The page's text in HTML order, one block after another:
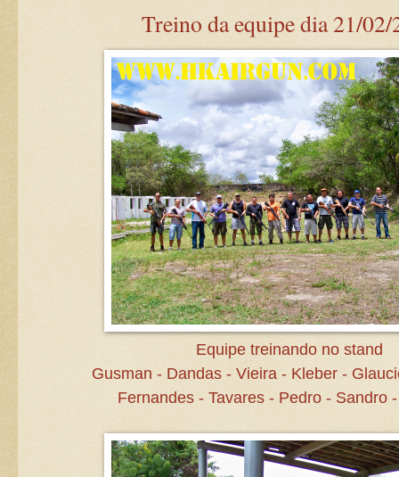
Treino da equipe dia 21/02/
Equipe treinando no stand
Gusman - Dandas - Vieira - Kleber -
Fernandes - Tavares - Pedro - Sandro